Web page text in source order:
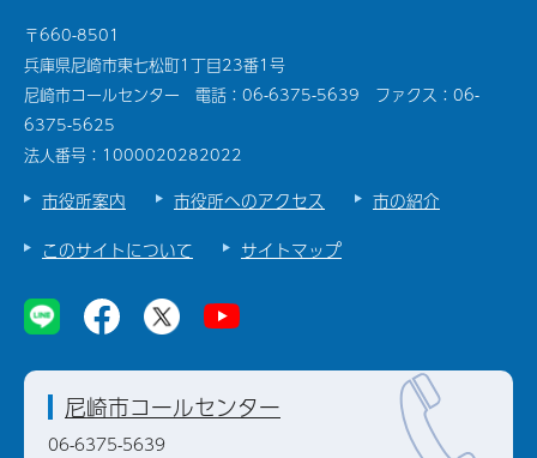
〒660-8501
兵庫県尼崎市東七松町1丁目23番1号
尼崎市コールセンター 電話：06-6375-5639 ファクス：06-
6375-5625
法人番号：1000020282022
市役所案内 市役所へのアクセス
市の紹介
このサイトについて
サイトマップ
尼崎市コールセンター
06-6375-5639